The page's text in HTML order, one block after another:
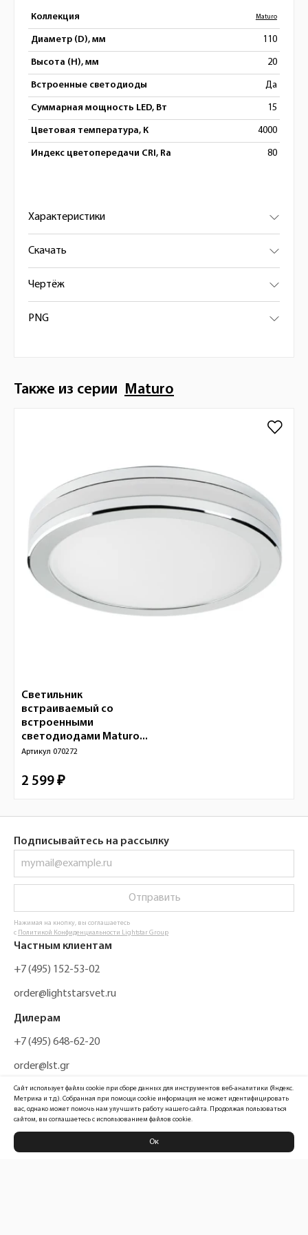
Коллекция Maturo
Диаметр (D), мм 110
Высота (H), мм 20
Встроенные светодиоды Да
Суммарная мощность LED, Вт 15
Цветовая температура, К 4000
Индекс цветопередачи CRI, Ra 80
Характеристики
Скачать
Чертёж
PNG
Также из серии Maturo
Светильник
встраиваемый со
встроенными
светодиодами Maturo...
Артикул 070272
2 599 ₽
Подписывайтесь на рассылку
Отправить
Нажимая на кнопку, вы соглашаетесь
с Политикой Конфиденциальности Lightstar Group
Частным клиентам
+7 (495) 152-53-02
order@lightstarsvet.ru
Дилерам
+7 (495) 648-62-20
order@lst.gr
Политика конфиденциальности
Сайт использует файлы cookie при сборе данных для инструментов веб-аналитики (Яндекс.
Метрика и т.д.). Собранная при помощи cookie информация не может идентифицировать
вас, однако может помочь нам улучшить работу нашего сайта. Продолжая пользоваться
сайтом, вы соглашаетесь с использованием файлов cookie.
Ок